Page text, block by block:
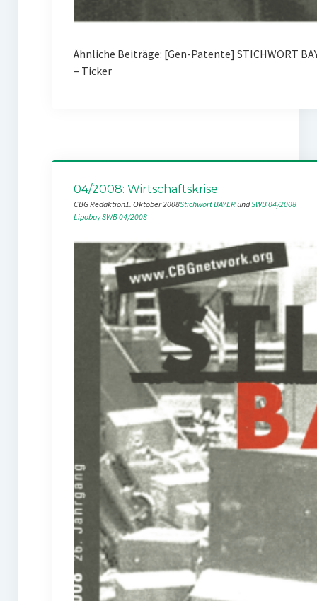
Ähnliche Beiträge: [Gen-Patente] STICHWORT
– Ticker
04/2008: Wirtschaftskrise
CBG Redaktion1. Oktober 2008Stichwort BAYER und SWB 04/2008
LipobaySWB 04/2008